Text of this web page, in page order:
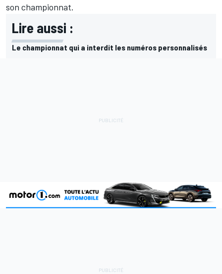
son championnat.
Lire aussi :
Le championnat qui a interdit les numéros personnalisés